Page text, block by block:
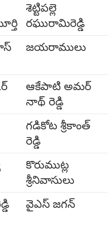
శెట్టిపల్లె
రఘురామిరెడ్డి
జయరాములు
ఆకేపాటి అమర్
నాథ్ రెడ్డి
గడికోట శ్రీకాంత్
రెడ్డి
కొరుముట్ల
శ్రీనివాసులు
వైఎస్ జగన్